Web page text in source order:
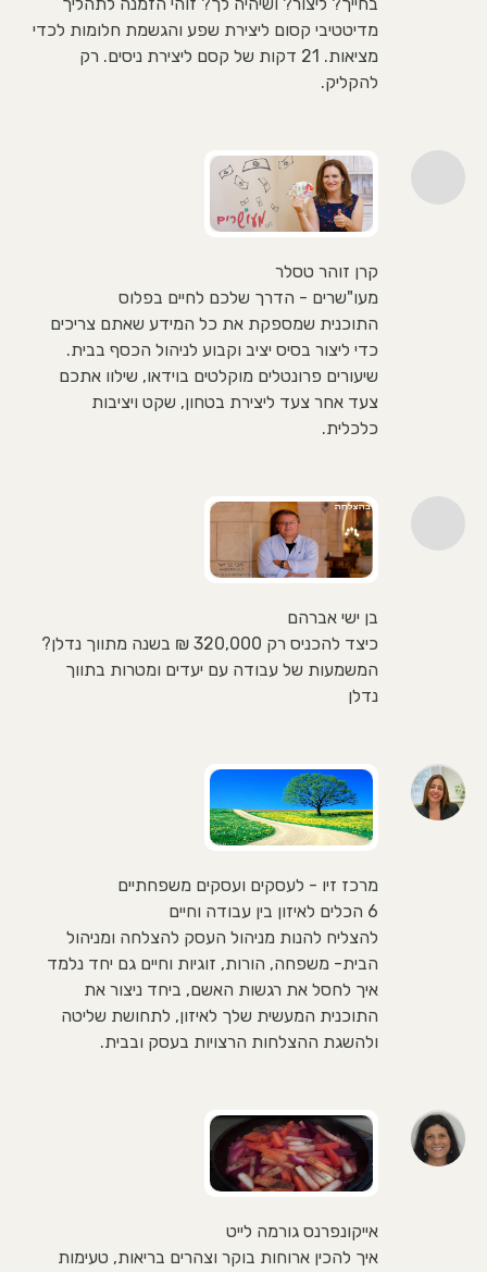
מדיטטיבי קסום ליצירת שפע והגשמת חלומות לכדי
מציאות. 21 דקות של קסם ליצירת ניסים. רק
להקליק.
קרן זוהר טסלר
מעו"שרים - הדרך שלכם לחיים בפלוס
התוכנית שמספקת את כל המידע שאתם צריכים
כדי ליצור בסיס יציב וקבוע לניהול הכסף בבית.
שיעורים פרונטלים מוקלטים בוידאו, שילוו אתכם
צעד אחר צעד ליצירת בטחון, שקט ויציבות
כלכלית.
בן ישי אברהם
כיצד להכניס רק 320,000 ₪ בשנה מתווך נדלן?
המשמעות של עבודה עם יעדים ומטרות בתווך
נדלן
מרכז זיו - לעסקים ועסקים משפחתיים
6 הכלים לאיזון בין עבודה וחיים
להצליח להנות מניהול העסק להצלחה ומניהול
הבית- משפחה, הורות, זוגיות וחיים גם יחד נלמד
איך לחסל את רגשות האשם, ביחד ניצור את
התוכנית המעשית שלך לאיזון, לתחושת שליטה
ולהשגת ההצלחות הרצויות בעסק ובבית.
אייקונפרנס גורמה לייט
איך להכין ארוחות בוקר וצהרים בריאות, טעימות